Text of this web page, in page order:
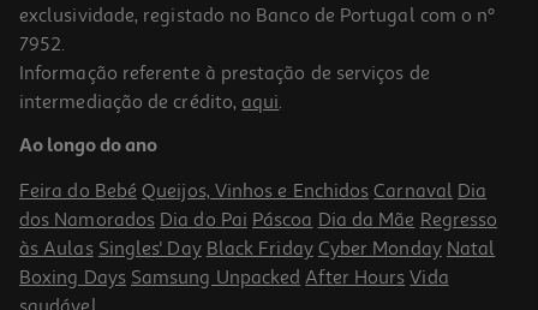
Fogão A Gás Meireles N 921 X Inox 90 Cm 5 Queimadores Porta
Garrafa
649.99 €/un
649,99 €
exclusividade, registado no Banco de Portugal com o nº
7952.
Informação referente à prestação de serviços de
intermediação de crédito, aqui.
Ao longo do ano
Feira do Bebé Queijos, Vinhos e Enchidos Carnaval Dia
dos Namorados Dia do Pai Páscoa Dia da Mãe Regresso
às Aulas Singles' Day Black Friday Cyber Monday Natal
Boxing Days Samsung Unpacked After Hours Vida